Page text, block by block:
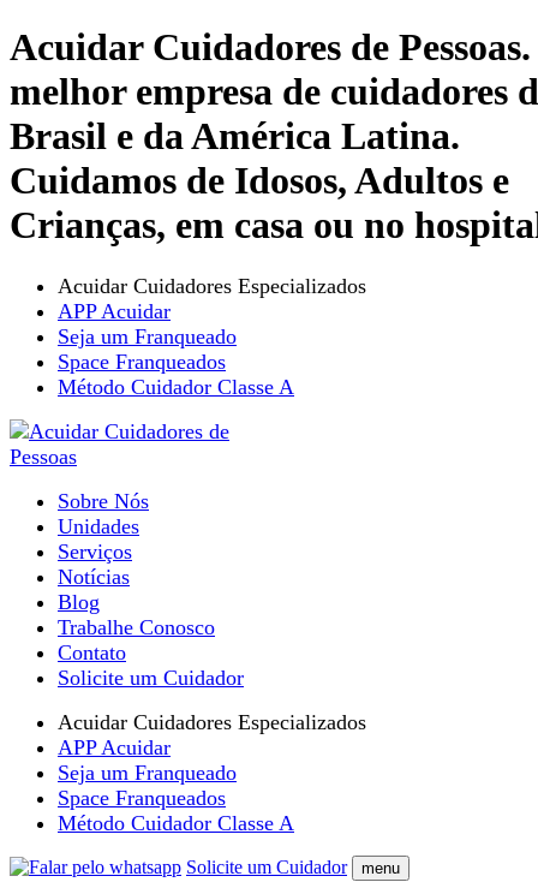
Acuidar Cuidadores de Pessoas.
melhor empresa de cuidadores
Brasil e da América Latina.
Cuidamos de Idosos, Adultos e
Crianças, em casa ou no
Acuidar Cuidadores Especializados
APP Acuidar
Seja um Franqueado
Space Franqueados
Método Cuidador Classe A
Sobre Nós
Unidades
Serviços
Notícias
Blog
Trabalhe Conosco
Contato
Solicite um Cuidador
Acuidar Cuidadores Especializados
APP Acuidar
Seja um Franqueado
Space Franqueados
Método Cuidador Classe A
Solicite um Cuidador menu